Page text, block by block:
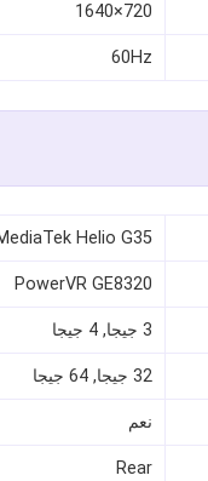
720×1640
60Hz
Helio G35
PowerVR GE8320
3 جيجا, 4 جيجا
32 جيجا, 64 جيجا
نعم
Rear